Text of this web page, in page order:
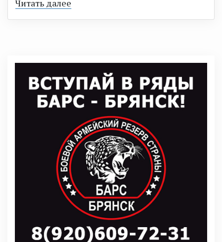
Читать далее